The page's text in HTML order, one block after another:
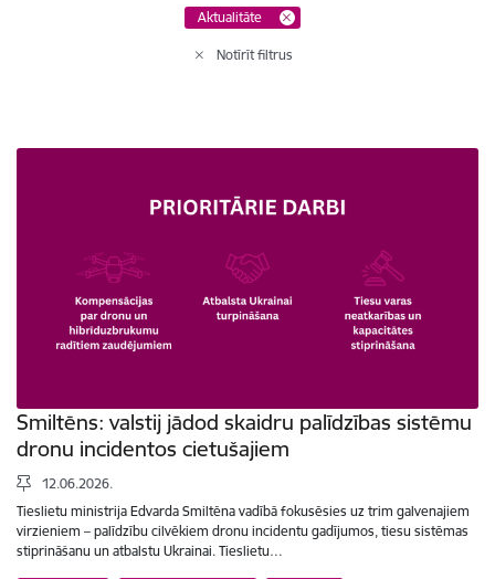
Aktualitāte
Notīrīt filtrus
Smiltēns: valstij jādod skaidru palīdzības sistēmu
dronu incidentos cietušajiem
12.06.2026.
Tieslietu ministrija Edvarda Smiltēna vadībā fokusēsies uz trim galvenajiem
virzieniem – palīdzību cilvēkiem dronu incidentu gadījumos, tiesu sistēmas
stiprināšanu un atbalstu Ukrainai. Tieslietu…